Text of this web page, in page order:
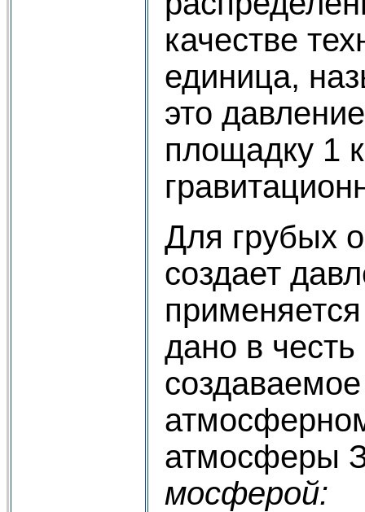
качестве
единица,
это
площадку 1
Для грубых
создает
дано в
атмосферы
мосферой: